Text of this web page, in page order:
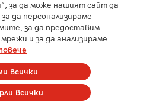
- A1 Serbia - A1 Belarus
- A1 Slovenia
Member of A1 Group
| Protected by reCAPTCHA
за да може нашият сайт да
да персонализираме
за да предоставим
и за да анализираме
всички
всички